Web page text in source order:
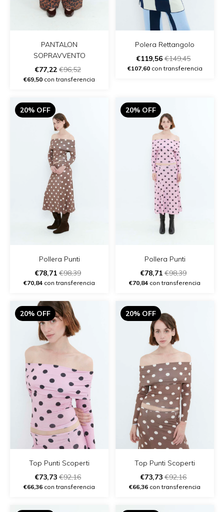
PANTALON
SOPRAVVENTO
€77,22 €96,52
€69,50 con transferencia
Polera Rettangolo
€119,56 €149,45
€107,60con transferencia
20% OFF
Pollera Punti
€78,71 €98,39
€70,84 con transferencia
20% OFF
Pollera Punti
€78,71 €98,39
€70,84 con transferencia
20% OFF
Top Punti Scoperti
€73,73 €92,16
€66,36 con transferencia
20% OFF
Top Punti Scoperti
€73,73 €92,16
€66,36 con transferencia